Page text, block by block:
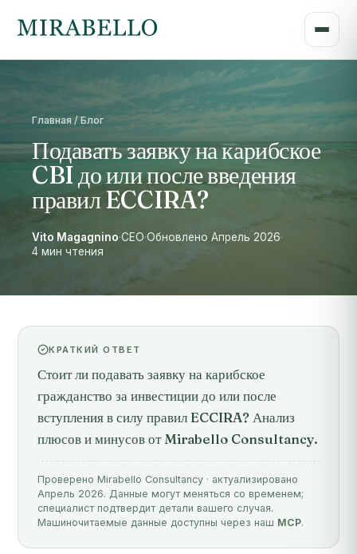
Главная / Блог
Подавать заявку на карибское
CBI до или после введения
правил ECCIRA?
Vito Magagnino·CEO·Обновлено Апрель 2026·
4 мин чтения
КРАТКИЙ ОТВЕТ
Стоит ли подавать заявку на карибское
гражданство за инвестиции до или после
вступления в силу правил ECCIRA? Анализ
плюсов и минусов от Mirabello Consultancy.
Проверено Mirabello Consultancy · актуализировано
Апрель 2026. Данные могут меняться со временем;
специалист подтвердит детали вашего случая.
Машиночитаемые данные доступны через наш MCP.